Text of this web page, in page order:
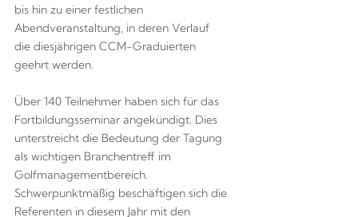
bis hin zu einer festlichen
Abendveranstaltung, in deren Verlauf
die diesjährigen CCM-Graduierten
geehrt werden.
Über 140 Teilnehmer haben sich für das
Fortbildungsseminar angekündigt. Dies
unterstreicht die Bedeutung der Tagung
als wichtigen Branchentreff im
Golfmanagementbereich.
Schwerpunktmäßig beschäftigen sich die
Referenten in diesem Jahr mit den